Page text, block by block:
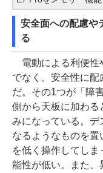
安全面への配慮や
る
電動による利便性
でなく、安全性に配
だ。その1つが「障
側から天板に加わる
みになっている。デ
なるようなものを置
を低く操作してし
能性が低い。また、